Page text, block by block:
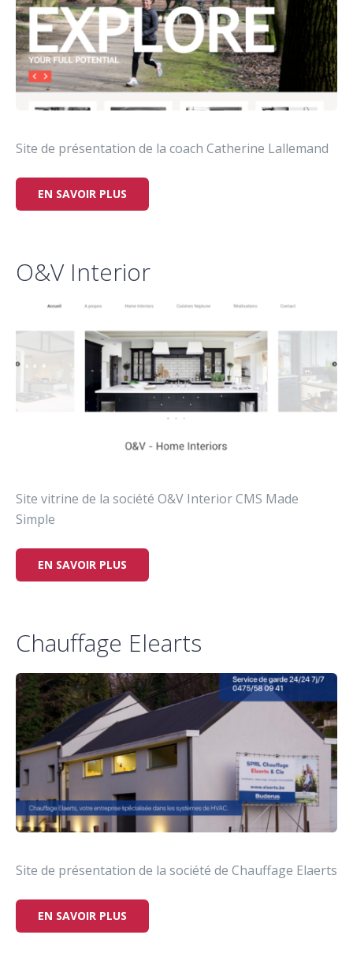
Site de présentation de la coach Catherine Lallemand
EN SAVOIR PLUS
O&V Interior
Site vitrine de la société O&V Interior CMS Made
Simple
EN SAVOIR PLUS
Chauffage Elearts
Site de présentation de la société de Chauffage Elaerts
EN SAVOIR PLUS